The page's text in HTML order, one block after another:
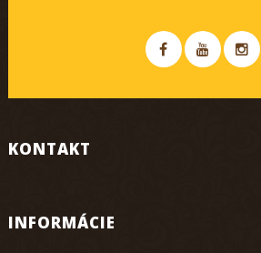
KONTAKT
INFORMÁCIE